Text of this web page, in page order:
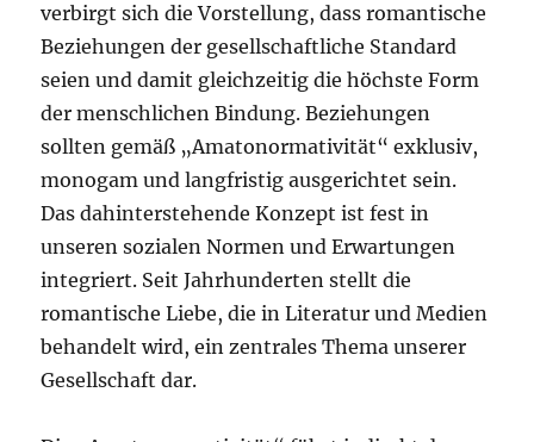
verbirgt sich die Vorstellung, dass romantische
Beziehungen der gesellschaftliche Standard
seien und damit gleichzeitig die höchste Form
der menschlichen Bindung. Beziehungen
sollten gemäß „Amatonormativität“ exklusiv,
monogam und langfristig ausgerichtet sein.
Das dahinterstehende Konzept ist fest in
unseren sozialen Normen und Erwartungen
integriert. Seit Jahrhunderten stellt die
romantische Liebe, die in Literatur und Medien
behandelt wird, ein zentrales Thema unserer
Gesellschaft dar.